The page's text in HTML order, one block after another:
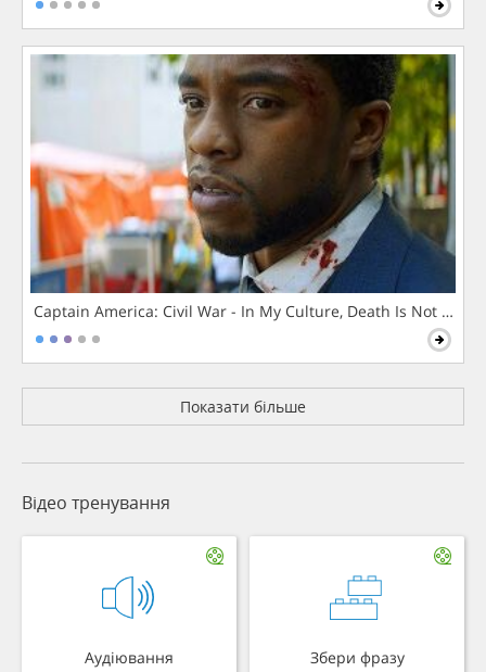
Captain America: Civil War - In My Culture, Death Is Not The
Показати більше
Відео тренування
Аудіювання Збери фразу